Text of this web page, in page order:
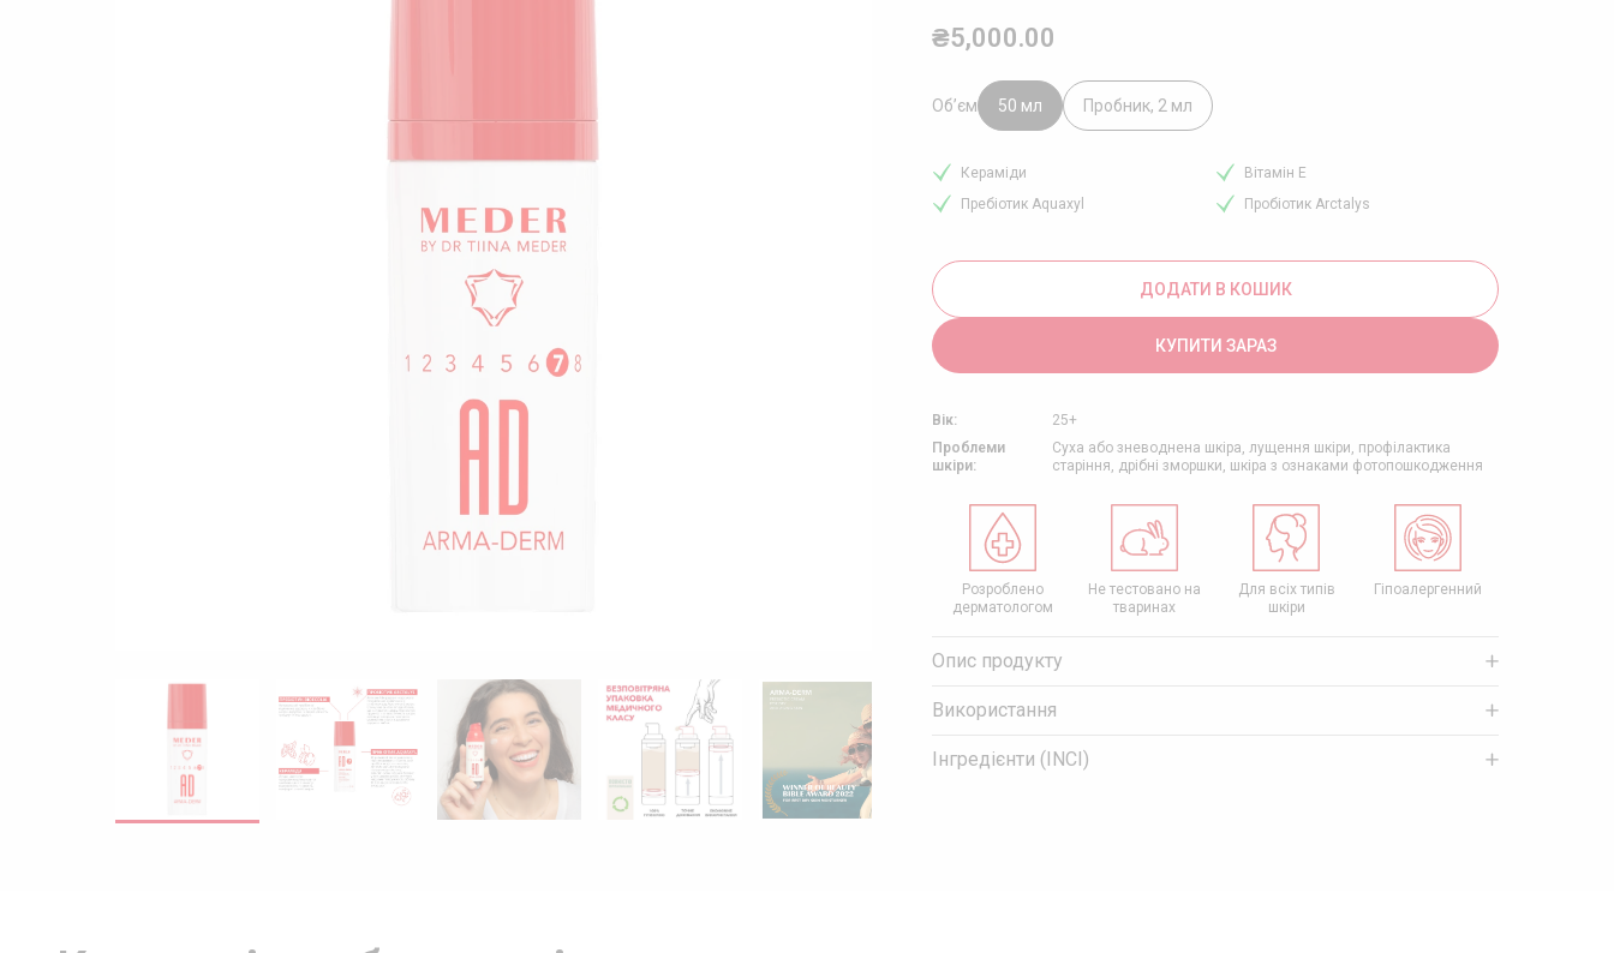
ПОЧЕРВОНІННЯМ
ДОГЛЯД ЗА ЗРІЛОЮ ШКІРОЮ
ОБЛИЧЧЯМ
₴5,000.00
Об’єм 50 мл Пробник, 2 мл
Кераміди
Вітамін Е
Пребіотик Aquaxyl
Пробіотик Arctalys
ДОДАТИ В КОШИК
КУПИТИ ЗАРАЗ
Вік:
25+
Проблеми
шкіри:
Суха або зневоднена шкіра, лущення шкіри, профілактика
старіння, дрібні зморшки, шкіра з ознаками фотопошкодження
Розроблено
дерматологом
Не тестовано на
тваринах
Для всіх типів
шкіри
Гіпоалергенний
Опис продукту
Використання
Інгредієнти (INCI)